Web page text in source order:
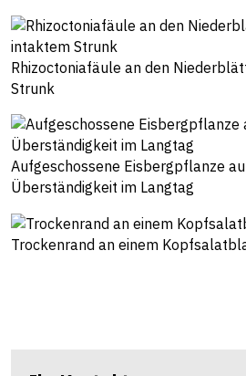
Rhizoctoniafäule an den
Strunk
Aufgeschossene Eisbergpflanze
Überständigkeit im Langtag
Trockenrand an einem